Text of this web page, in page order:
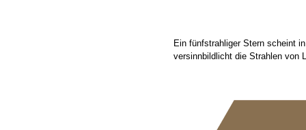
Ein fünfstrahliger Stern scheint
versinnbildlicht die Strahlen von